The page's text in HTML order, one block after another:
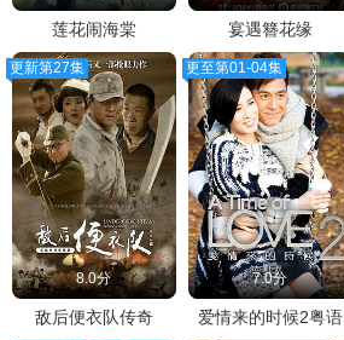
莲花闹海棠 宴遇簪花缘
更新第27集
8.0分
敌后便衣队传奇
更至第01-04集
7.0分
爱情来的时候2粤语